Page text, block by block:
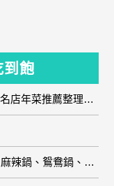
飽
2024年菜預購、年菜宅配外帶，24家名店年菜推薦整理，圍爐輕鬆上菜團圓趣
台中火鍋推薦|精選台中火鍋吃到飽、麻辣鍋、鴛鴦鍋、石頭火鍋、酸菜白肉鍋、海鮮鍋、燒酒雞、麻油雞、壽喜燒等熱門人氣火鍋店!